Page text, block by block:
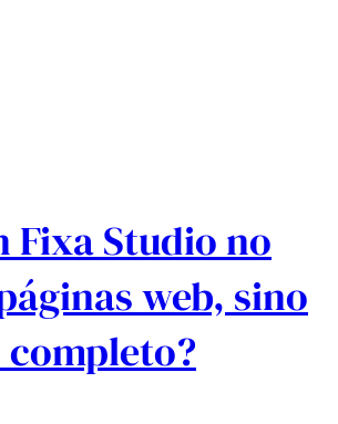
Fixa Studio no
web, sino